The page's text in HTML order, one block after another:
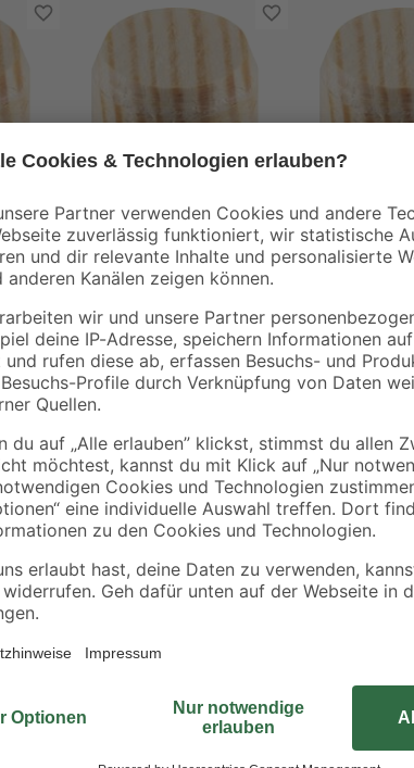
kwb
Konusplättchen
Kiefer Ø 20 mm 40
Stück
4,99€
kwb
Stück
4,99€
Das Konusplättchen
geeignet für die
Set bestehend aus 10